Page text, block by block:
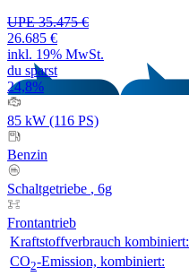
UPE 35.475 €
26.685 €
inkl. 19% MwSt.
du sparst
24,8%
85 kW (116 PS)
Benzin
Schaltgetriebe , 6g
Frontantrieb
Kraftstoffverbrauch kombiniert:
CO2-Emission, kombiniert: